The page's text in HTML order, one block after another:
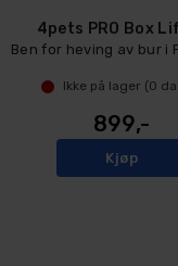
4pets PRO Box
Ikke på lager (0
899,-
Kjøp